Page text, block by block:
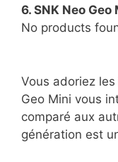
6. SNK Neo Geo
No products
Vous adoriez
Geo Mini vous
comparé aux
génération est